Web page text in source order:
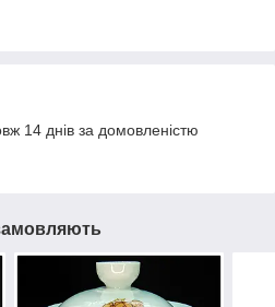
14 днів за домовленістю